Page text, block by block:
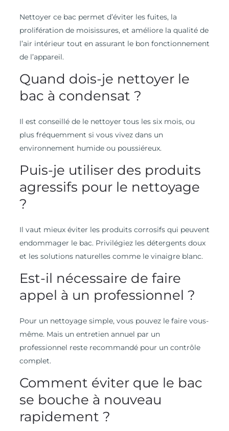
Nettoyer ce bac permet d’éviter les fuites, la
prolifération de moisissures, et améliore la qualité de
l’air intérieur tout en assurant le bon fonctionnement
de l’appareil.
Quand dois-je nettoyer le
bac à condensat ?
Il est conseillé de le nettoyer tous les six mois, ou
plus fréquemment si vous vivez dans un
environnement humide ou poussiéreux.
Puis-je utiliser des produits
agressifs pour le nettoyage
?
Il vaut mieux éviter les produits corrosifs qui peuvent
endommager le bac. Privilégiez les détergents doux
et les solutions naturelles comme le vinaigre blanc.
Est-il nécessaire de faire
appel à un professionnel ?
Pour un nettoyage simple, vous pouvez le faire vous-
même. Mais un entretien annuel par un
professionnel reste recommandé pour un contrôle
complet.
Comment éviter que le bac
se bouche à nouveau
rapidement ?